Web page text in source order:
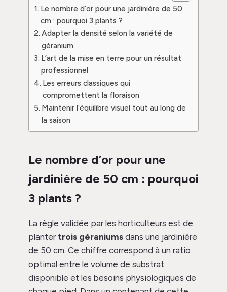
Le nombre d’or pour une jardinière de 50
cm : pourquoi 3 plants ?
Adapter la densité selon la variété de
géranium
L’art de la mise en terre pour un résultat
professionnel
Les erreurs classiques qui
compromettent la floraison
Maintenir l’équilibre visuel tout au long de
la saison
Le nombre d’or pour une
jardinière de 50 cm : pourquoi
3 plants ?
La règle validée par les horticulteurs est de
planter trois géraniums dans une jardinière
de 50 cm. Ce chiffre correspond à un ratio
optimal entre le volume de substrat
disponible et les besoins physiologiques de